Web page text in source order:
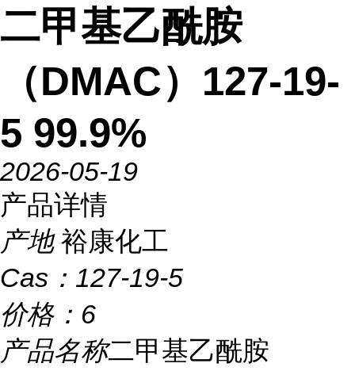
二甲基乙酰胺
（DMAC）127-19-
5 99.9%
2026-05-19
产品详情
产地 裕康化工
Cas： 127-19-5
价格： 6
产品名称二甲基乙酰胺